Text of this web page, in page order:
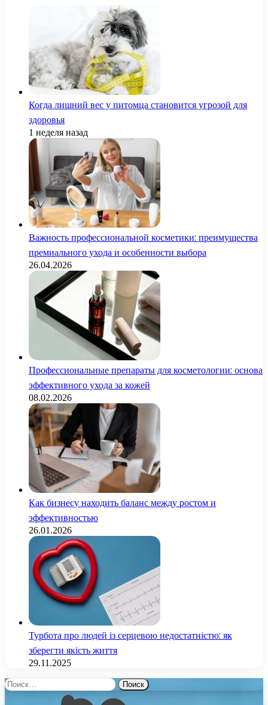
Когда лишний вес у питомца становится угрозой для
здоровья
1 неделя назад
Важность профессиональной косметики: преимущества
премиального ухода и особенности выбора
26.04.2026
Профессиональные препараты для косметологии: основа
эффективного ухода за кожей
08.02.2026
Как бизнесу находить баланс между ростом и
эффективностью
26.01.2026
Турбота про людей із серцевою недостатністю: як
зберегти якість життя
29.11.2025
Найти: